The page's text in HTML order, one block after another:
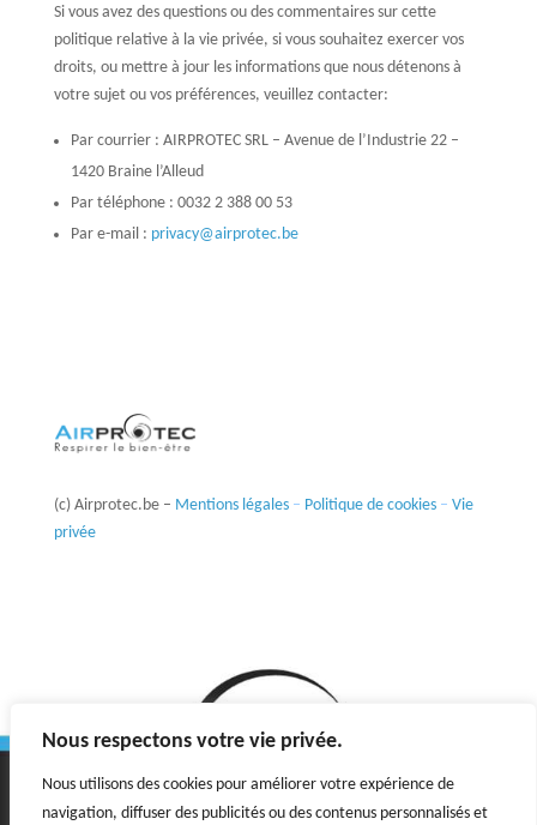
Nous respectons votre vie privée.
Nous utilisons des cookies pour améliorer votre expérience de
navigation, diffuser des publicités ou des contenus personnalisés et
Si vous avez des questions ou des commentaires sur cette
politique relative à la vie privée, si vous souhaitez exercer vos
droits, ou mettre à jour les informations que nous détenons à
votre sujet ou vos préférences, veuillez contacter:
Par courrier : AIRPROTEC SRL – Avenue de l’Industrie 22 –
1420 Braine l’Alleud
Par téléphone : 0032 2 388 00 53
Par e-mail : privacy@airprotec.be
(c) Airprotec.be – Mentions légales– Politique de cookies– Vie
privée